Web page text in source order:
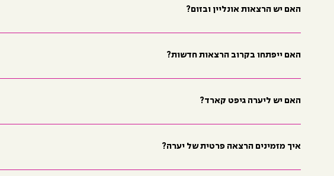
האם יש הרצאות אונליין ובזום?
האם ייפתחו בקרוב הרצאות חדשות?
האם יש ליערה גיפט קארד?
איך מזמינים הרצאה פרטית של יערה?